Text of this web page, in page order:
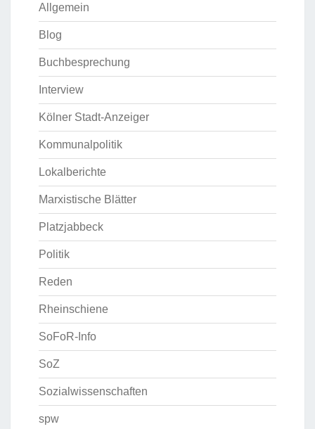
Allgemein
Blog
Buchbesprechung
Interview
Kölner Stadt-Anzeiger
Kommunalpolitik
Lokalberichte
Marxistische Blätter
Platzjabbeck
Politik
Reden
Rheinschiene
SoFoR-Info
SoZ
Sozialwissenschaften
spw